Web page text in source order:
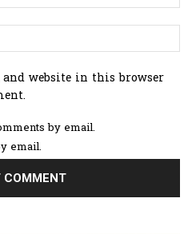
website in this browser
by email.
email.